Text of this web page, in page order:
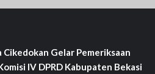
Cikedokan Gelar Pemeriksaan
IV DPRD Kabupaten Bekasi